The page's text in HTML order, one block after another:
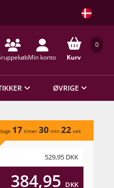
Min konto
0
Kurv
ØVRIGE
17 timer 30 min 22 sek
529,95 DKK
384,95 DKK